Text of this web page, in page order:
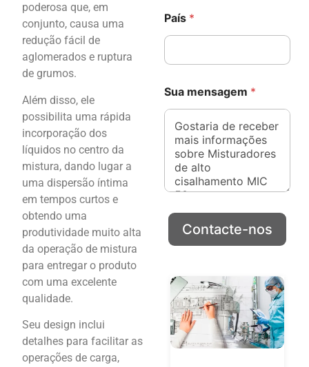
poderosa que, em
conjunto, causa uma
redução fácil de
aglomerados e ruptura
de grumos.
Além disso, ele
possibilita uma rápida
incorporação dos
líquidos no centro da
mistura, dando lugar a
uma dispersão íntima
em tempos curtos e
obtendo uma
produtividade muito alta
da operação de mistura
para entregar o produto
com uma excelente
qualidade.
Seu design inclui
detalhes para facilitar as
operações de carga,
País *
Sua mensagem *
Contacte-nos